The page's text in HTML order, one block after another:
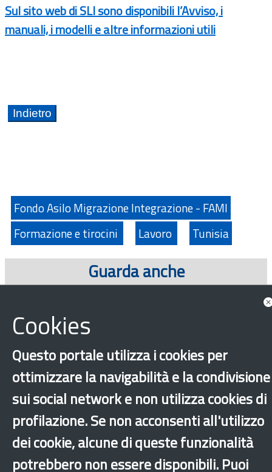
Sul sito web di SLI sono disponibili l’Avviso, i
manuali, i modelli e altre informazioni utili
Fondo Asilo Migrazione Integrazione - FAMI
Formazione e tirocini
Lavoro Tunisia
Guarda anche
›×
Cookies
Questo portale utilizza i cookies per
ottimizzare la navigabilità e la condivisione
sui social network e non utilizza cookies di
profilazione. Se non acconsenti all'utilizzo
dei cookie, alcune di queste funzionalità
potrebbero non essere disponibili. Puoi